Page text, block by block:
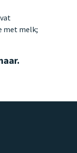
met melk;